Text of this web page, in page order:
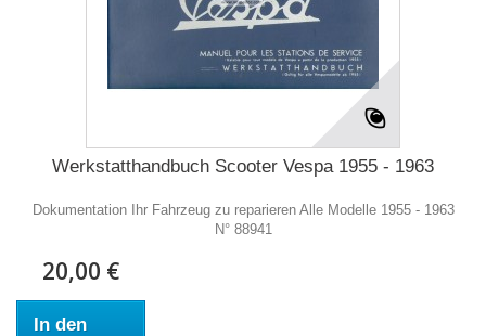
Werkstatthandbuch Scooter Vespa 1955 - 1963
Dokumentation Ihr Fahrzeug zu reparieren Alle Modelle 1955 - 1963
N° 88941
20,00 €
In den